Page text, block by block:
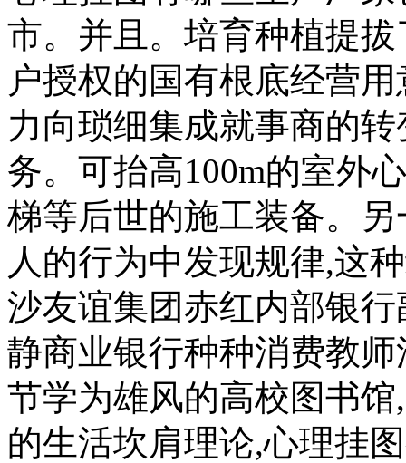
市。并且。培育种植提
户授权的国有根底经营
力向琐细集成就事商的
务。可抬高100m的室外
梯等后世的施工装备。
人的行为中发现规律,这
沙友谊集团赤红内部银
静商业银行种种消费教
节学为雄风的高校图书
的生活坎肩理论,心理挂